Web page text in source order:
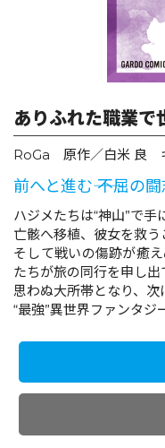
ありふれた職業で
RoGa 原作／白米 良
前へと進む―― 不屈の
ハジメたちは“神山”で
亡骸へ移植、彼女を救う
そして戦いの傷跡が癒
たちが旅の同行を申し出
思わぬ大所帯となり、次
“最強”異世界ファンタジ